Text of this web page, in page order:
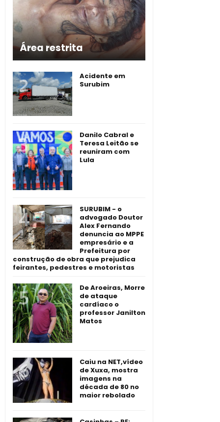
Área restrita
Acidente em
Surubim
Danilo Cabral e
Teresa Leitão se
reuniram com
Lula
SURUBIM - o
advogado Doutor
Alex Fernando
denuncia ao MPPE
empresário e a
Prefeitura por
construção de obra que prejudica
feirantes, pedestres e motoristas
De Aroeiras, Morre
de ataque
cardíaco o
professor Janilton
Matos
Caiu na NET,vídeo
de Xuxa, mostra
imagens na
década de 80 no
maior rebolado